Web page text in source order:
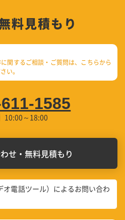
料見積もり
関するご相談・ご質問は、 こちらから
い。
1585
10:00～18:00
せ・無料見積もり
電話ツール）によるお問い合わ